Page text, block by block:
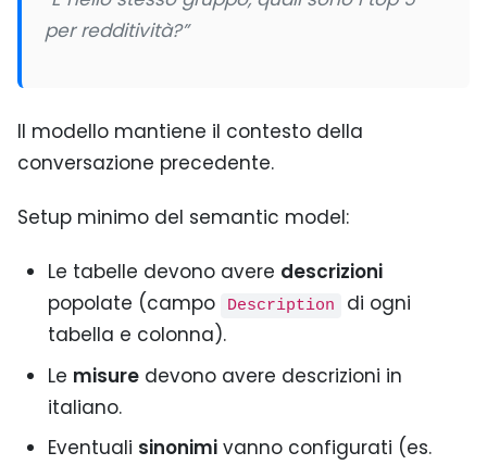
per redditività?”
Il modello mantiene il contesto della
conversazione precedente.
Setup minimo del semantic model:
Le tabelle devono avere descrizioni
popolate (campo
Description
di ogni
tabella e colonna).
Le misuredevono avere descrizioni in
italiano.
Eventuali sinonimivanno configurati (es.